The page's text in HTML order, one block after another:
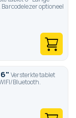
optioneel
Versterkte tablet
Bluetooth.